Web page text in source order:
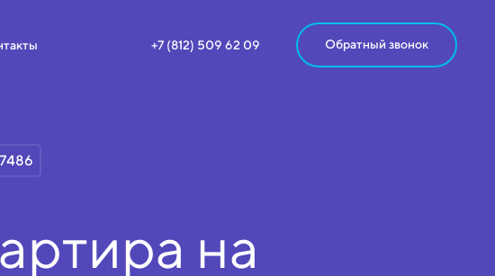
+7 (812) 509 62 09 Обратный звонок
на